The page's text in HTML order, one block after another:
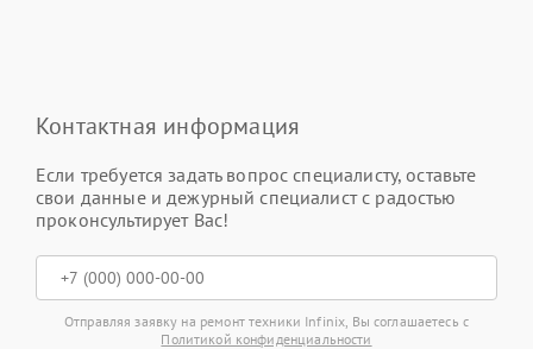
Контактная информация
Если требуется задать вопрос специалисту, оставьте
свои данные и дежурный специалист с радостью
проконсультирует Вас!
Отправляя заявку на ремонт техники Infinix, Вы соглашаетесь с
Политикой конфиденциальности